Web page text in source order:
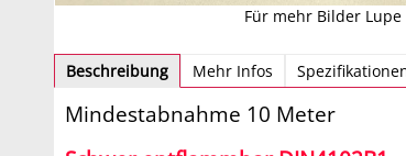
Für mehr Bilder Lupe
Beschreibung Mehr Infos
Mindestabnahme 10 Meter